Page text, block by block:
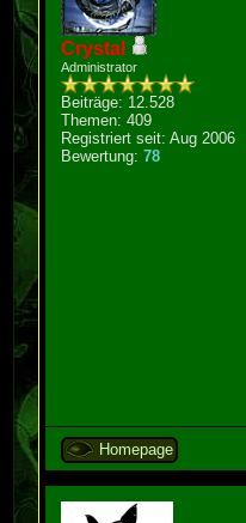
Crystal
Administrator
Beiträge: 12.528
Themen: 409
Registriert seit: Aug 2006
Bewertung:78
Homepage